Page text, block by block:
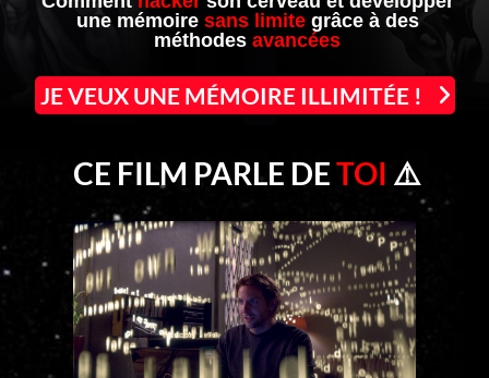
une mémoire sans limite grâce à des
méthodes avancées
JE VEUX UNE MÉMOIRE ILLIMITÉE !
CE FILM PARLE DETOI ⚠️